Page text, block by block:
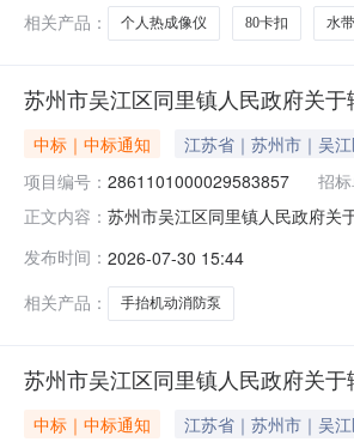
相关产品： 个人热成像仪 80卡扣 水带
苏州市吴江区同里镇人民政府关
中标｜中标通知 江苏省｜苏州市｜吴
项目编号： 2861101000029583857 招标
正文内容： 苏州市吴江区同里镇人民政府关
码:320509项目所在行政区划名
发布时间： 2026-07-30 15:44
相关产品：
手抬机动消防泵
苏州市吴江区同里镇人民政府关
中标｜中标通知 江苏省｜苏州市｜吴